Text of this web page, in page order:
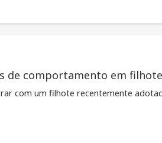
de comportamento em
com um filhote recentemente